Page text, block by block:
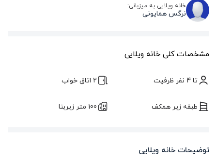
خانه ویلایی به میزبانی:
نرگس همایونی
مشخصات کلی خانه ویلایی
تا 4 نفر ظرفیت 2 اتاق خواب
طبقه زیر همکف 100 متر زیربنا
توضیحات خانه ویلایی